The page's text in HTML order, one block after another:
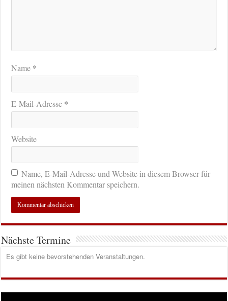
Name *
E-Mail-Adresse *
Website
Name, E-Mail-Adresse und Website in diesem Browser für
meinen nächsten Kommentar speichern.
Nächste Termine
Es gibt keine bevorstehenden Veranstaltungen.